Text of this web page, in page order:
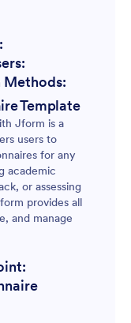
Template
Jform is a
users to
for any
academic
or assessing
provides all
and manage